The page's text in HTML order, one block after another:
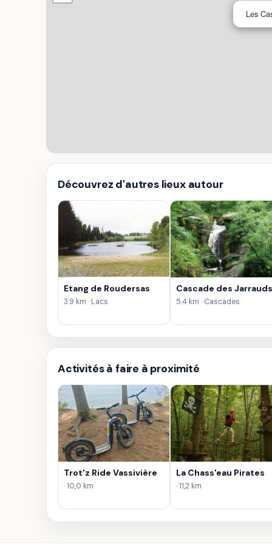
Les
Découvrez d'autres lieux autour
Etang de Roudersas
3.9 km · Lacs
Cascade des Jarrauds
5.4 km · Cascades
Activités à faire à proximité
Trot'z Ride Vassivière
· 10,0 km
La Chass'eau Pirates
· 11,2 km